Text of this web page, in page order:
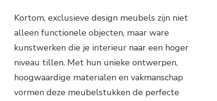
Kortom, exclusieve design meubels zijn niet
alleen functionele objecten, maar ware
kunstwerken die je interieur naar een hoger
niveau tillen. Met hun unieke ontwerpen,
hoogwaardige materialen en vakmanschap
vormen deze meubelstukken de perfecte